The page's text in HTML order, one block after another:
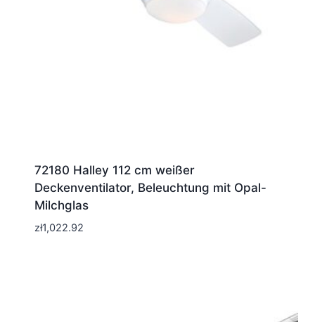
72180 Halley 112 cm weißer
Deckenventilator, Beleuchtung mit Opal-
Milchglas
zł1,022.92